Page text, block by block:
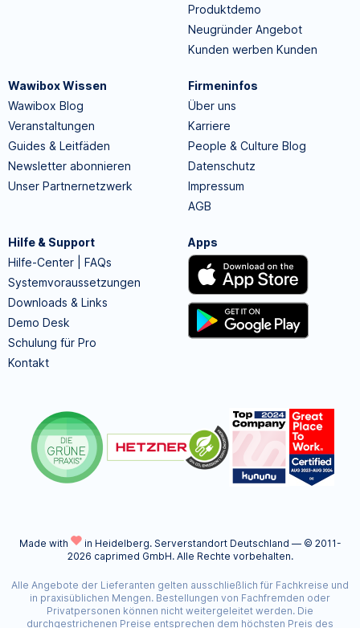
Produktdemo
Neugründer Angebot
Kunden werben Kunden
Wawibox Wissen
Wawibox Blog
Veranstaltungen
Guides & Leitfäden
Newsletter abonnieren
Unser Partnernetzwerk
Firmeninfos
Über uns
Karriere
People & Culture Blog
Datenschutz
Impressum
AGB
Hilfe & Support
Hilfe-Center | FAQs
Systemvoraussetzungen
Downloads & Links
Demo Desk
Schulung für Pro
Kontakt
Apps
Made with in Heidelberg. Serverstandort Deutschland — © 2011-
2026 caprimed GmbH. Alle Rechte vorbehalten.
Alle Angebote der Lieferanten gelten ausschließlich für Fachkreise und
in praxisüblichen Mengen. Bestellungen von Fachfremden oder
Privatpersonen können nicht weitergeleitet werden. Die
durchgestrichenen Preise entsprechen dem höchsten Preis des